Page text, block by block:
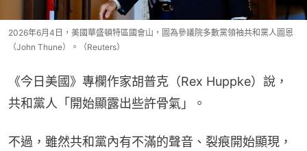
2026年6月4日，美國華盛頓特區國會山，圖為參議院多數黨領袖共和黨人圖恩
（John Thune）。（Reuters）
《今日美國》專欄作家胡普克（Rex Huppke）說，
共和黨人「開始顯露出些許骨氣」。
不過，雖然共和黨內有不滿的聲音、裂痕開始顯現，